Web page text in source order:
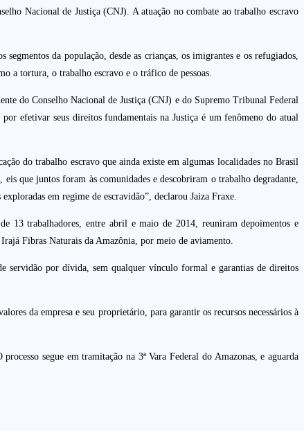
Nacional de Justiça (CNJ). A atuação no combate ao trabalho escravo
da população, desde as crianças, os imigrantes e os refugiados,
a tortura, o trabalho escravo e o tráfico de pessoas.
do Conselho Nacional de Justiça (CNJ) e do Supremo Tribunal Federal
efetivar seus direitos fundamentais na Justiça é um fenômeno do atual
do trabalho escravo que ainda existe em algumas localidades no Brasil
que juntos foram às comunidades e descobriram o trabalho degradante,
em regime de escravidão”, declarou Jaiza Fraxe.
13 trabalhadores, entre abril e maio de 2014, reuniram depoimentos e
Fibras Naturais da Amazônia, por meio de aviamento.
servidão por dívida, sem qualquer vínculo formal e garantias de direitos
da empresa e seu proprietário, para garantir os recursos necessários à
segue em tramitação na 3ª Vara Federal do Amazonas, e aguarda